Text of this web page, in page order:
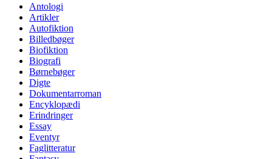
Antologi
Artikler
Autofiktion
Billedbøger
Biofiktion
Biografi
Børnebøger
Digte
Dokumentarroman
Encyklopædi
Erindringer
Essay
Eventyr
Faglitteratur